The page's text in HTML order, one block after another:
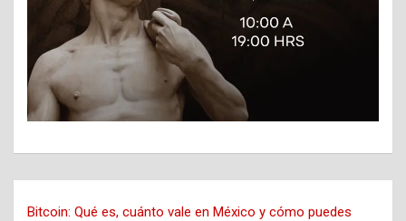
Bitcoin: Qué es, cuánto vale en México y cómo puedes